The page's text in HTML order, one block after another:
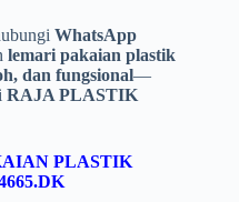
WhatsApp
lemari pakaian plastik
dan fungsional—
RAJA PLASTIK
PLASTIK